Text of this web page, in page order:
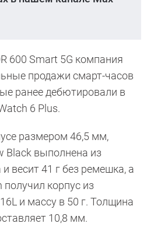
600 Smart 5G компания
продажи смарт-часов
ранее дебютировали в
6 Plus.
размером 46,5 мм,
Black выполнена из
весит 41 г без ремешка, а
корпус из
и массу в 50 г. Толщина
10,8 мм.